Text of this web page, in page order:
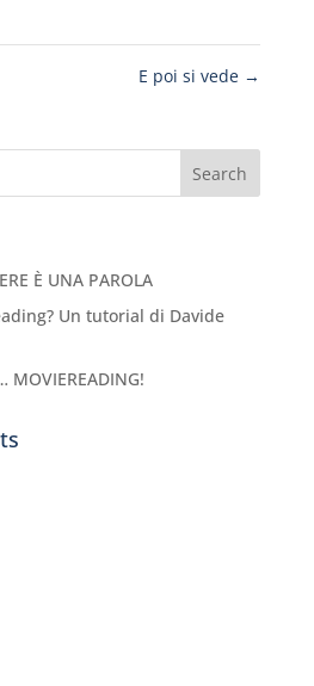
E poi si vede →
È UNA PAROLA
Un tutorial di Davide
MOVIEREADING!